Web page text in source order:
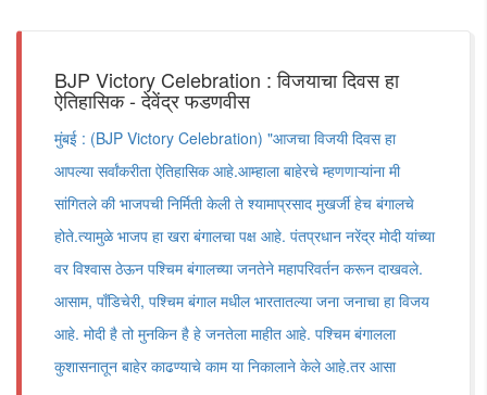
BJP Victory Celebration : विजयाचा दिवस हा
ऐतिहासिक - देवेंद्र फडणवीस
मुंबई : (BJP Victory Celebration) "आजचा विजयी दिवस हा
आपल्या सर्वांकरीता ऐतिहासिक आहे.आम्हाला बाहेरचे म्हणणाऱ्यांना मी
सांगितले की भाजपची निर्मिती केली ते श्यामाप्रसाद मुखर्जी हेच बंगालचे
होते.त्यामुळे भाजप हा खरा बंगालचा पक्ष आहे. पंतप्रधान नरेंद्र मोदी यांच्या
वर विश्वास ठेऊन पश्चिम बंगालच्या जनतेने महापरिवर्तन करून दाखवले.
आसाम, पाँडिचेरी, पश्चिम बंगाल मधील भारतातल्या जना जनाचा हा विजय
आहे. मोदी है तो मुनकिन है हे जनतेला माहीत आहे. पश्चिम बंगालला
कुशासनातून बाहेर काढण्याचे काम या निकालाने केले आहे.तर आसा